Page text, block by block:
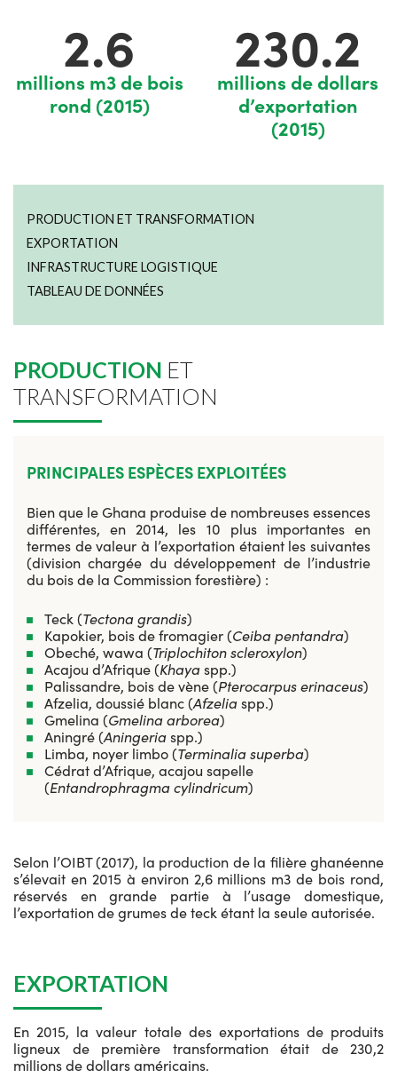
2.6
millions m3 de bois
rond (2015)
230.2
millions de dollars
d’exportation
(2015)
PRODUCTION ET TRANSFORMATION
EXPORTATION
INFRASTRUCTURE LOGISTIQUE
TABLEAU DE DONNÉES
PRODUCTION ET
TRANSFORMATION
PRINCIPALES ESPÈCES EXPLOITÉES
Bien que le Ghana produise de nombreuses essences
différentes, en 2014, les 10 plus importantes en
termes de valeur à l’exportation étaient les suivantes
(division chargée du développement de l’industrie
du bois de la Commission forestière) :
Teck (Tectona grandis)
Kapokier, bois de fromagier (Ceiba pentandra)
Obeché, wawa (Triplochiton scleroxylon)
Acajou d’Afrique (Khayaspp.)
Palissandre, bois de vène (Pterocarpus erinaceus)
Afzelia, doussié blanc (Afzeliaspp.)
Gmelina (Gmelina arborea)
Aningré (Aningeriaspp.)
Limba, noyer limbo (Terminalia superba)
Cédrat d’Afrique, acajou sapelle
(Entandrophragma cylindricum)
Selon l’OIBT (2017), la production de la filière ghanéenne
s’élevait en 2015 à environ 2,6 millions m3 de bois rond,
réservés en grande partie à l’usage domestique,
l’exportation de grumes de teck étant la seule autorisée.
EXPORTATION
En 2015, la valeur totale des exportations de produits
ligneux de première transformation était de 230,2
millions de dollars américains.